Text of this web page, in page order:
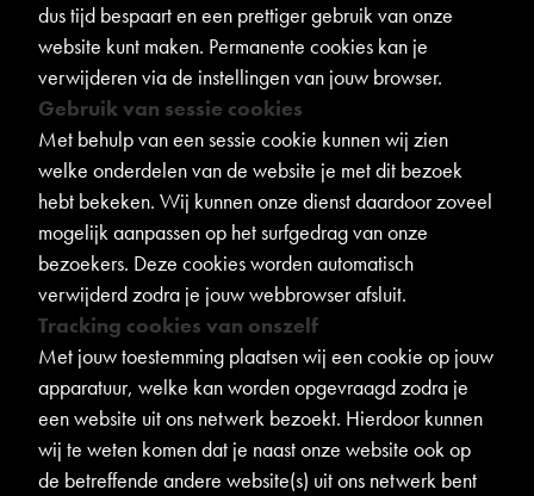
dus tijd bespaart en een prettiger gebruik van onze
website kunt maken. Permanente cookies kan je
verwijderen via de instellingen van jouw browser.
Gebruik van sessie cookies
Met behulp van een sessie cookie kunnen wij zien
welke onderdelen van de website je met dit bezoek
hebt bekeken. Wij kunnen onze dienst daardoor zoveel
mogelijk aanpassen op het surfgedrag van onze
bezoekers. Deze cookies worden automatisch
verwijderd zodra je jouw webbrowser afsluit.
Tracking cookies van onszelf
Met jouw toestemming plaatsen wij een cookie op jouw
apparatuur, welke kan worden opgevraagd zodra je
een website uit ons netwerk bezoekt. Hierdoor kunnen
wij te weten komen dat je naast onze website ook op
de betreffende andere website(s) uit ons netwerk bent